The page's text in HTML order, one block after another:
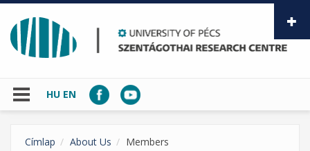
Skip to main content
HU EN
Címlap About Us Members